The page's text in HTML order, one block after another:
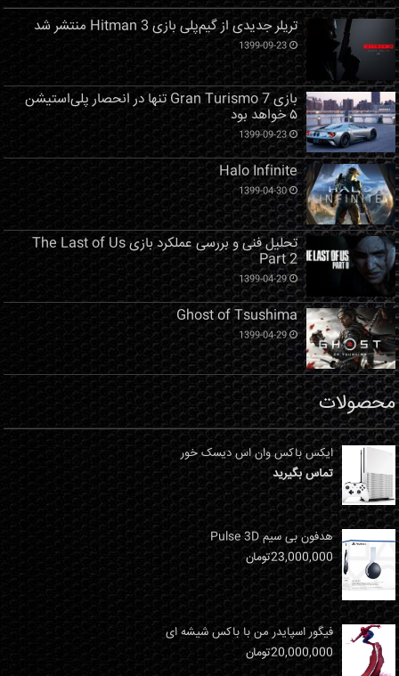
تریلر جدیدی از گیم‌پلی بازی Hitman 3 منتشر شد
1399-09-23
بازی Gran Turismo 7 تنها در انحصار پلی‌استیشن
۵ خواهد بود
1399-09-23
Halo Infinite
1399-04-30
تحلیل فنی و بررسی عملکرد بازی The Last of Us
Part 2
1399-04-29
Ghost of Tsushima
1399-04-29
محصولات
ایکس باکس وان اس دیسک خور
تماس بگیرید
هدفون بی سیم Pulse 3D
23,000,000تومان
فیگور اسپایدر من با باکس شیشه ای
20,000,000تومان